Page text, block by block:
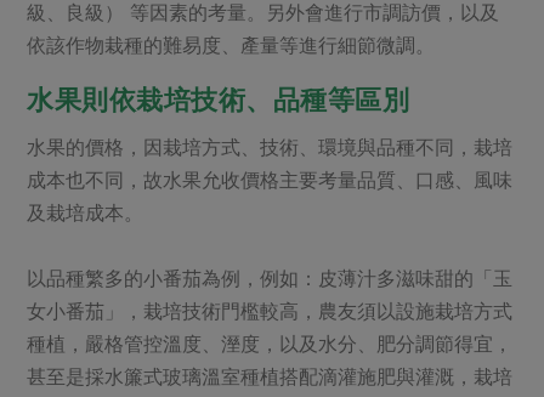
級、良級） 等因素的考量。另外會進行市調訪價，以及
依該作物栽種的難易度、產量等進行細節微調。
水果則依栽培技術、品種等區別
水果的價格，因栽培方式、技術、環境與品種不同，栽培
成本也不同，故水果允收價格主要考量品質、口感、風味
及栽培成本。
以品種繁多的小番茄為例，例如：皮薄汁多滋味甜的「玉
女小番茄」，栽培技術門檻較高，農友須以設施栽培方式
種植，嚴格管控溫度、溼度，以及水分、肥分調節得宜，
甚至是採水簾式玻璃溫室種植搭配滴灌施肥與灌溉，栽培